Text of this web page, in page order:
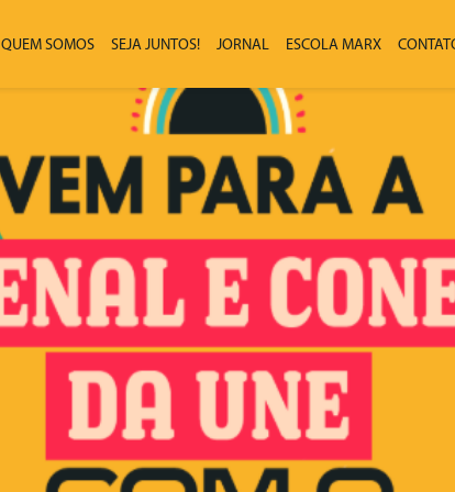
QUEM SOMOS SEJA JUNTOS! JORNAL ESCOLA MARX